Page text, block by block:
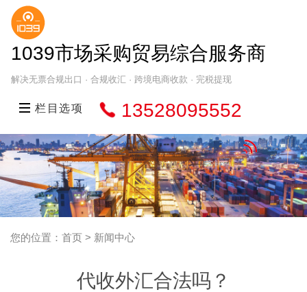
1039市场采购贸易综合服务商
解决无票合规出口 · 合规收汇 · 跨境电商收款 · 完税提现
栏目选项 13528095552
您的位置：首页 > 新闻中心
代收外汇合法吗？